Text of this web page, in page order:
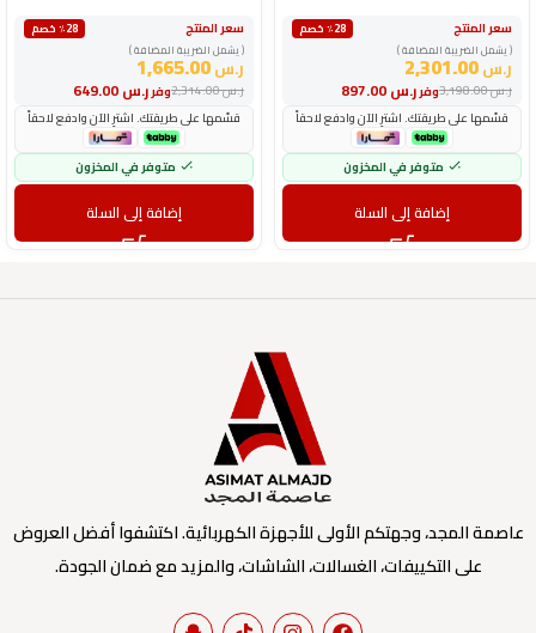
سعر المنتج
٪28 خصم
( يشمل الضريبة المضافة )
ر.س2,301.00
وفرر.س ر.س3,198.00
قسّمها على طريقتك. اشترِ الآن وادفع لاحقاً
متوفر في المخزون
إضافة إلى السلة
سعر المنتج
٪28 خصم
( يشمل الضريبة المضافة )
ر.س1,665.00
وفرر.س ر.س2,314.00
قسّمها على طريقتك. اشترِ الآن وادفع لاحقاً
متوفر في المخزون
إضافة إلى السلة
عاصمة المجد، وجهتكم الأولى للأجهزة الكهربائية. اكتشفوا أفضل العروض
على التكييفات، الغسالات، الشاشات، والمزيد مع ضمان الجودة.